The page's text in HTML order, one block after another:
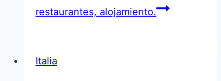
restaurantes, alojamiento.
Italia